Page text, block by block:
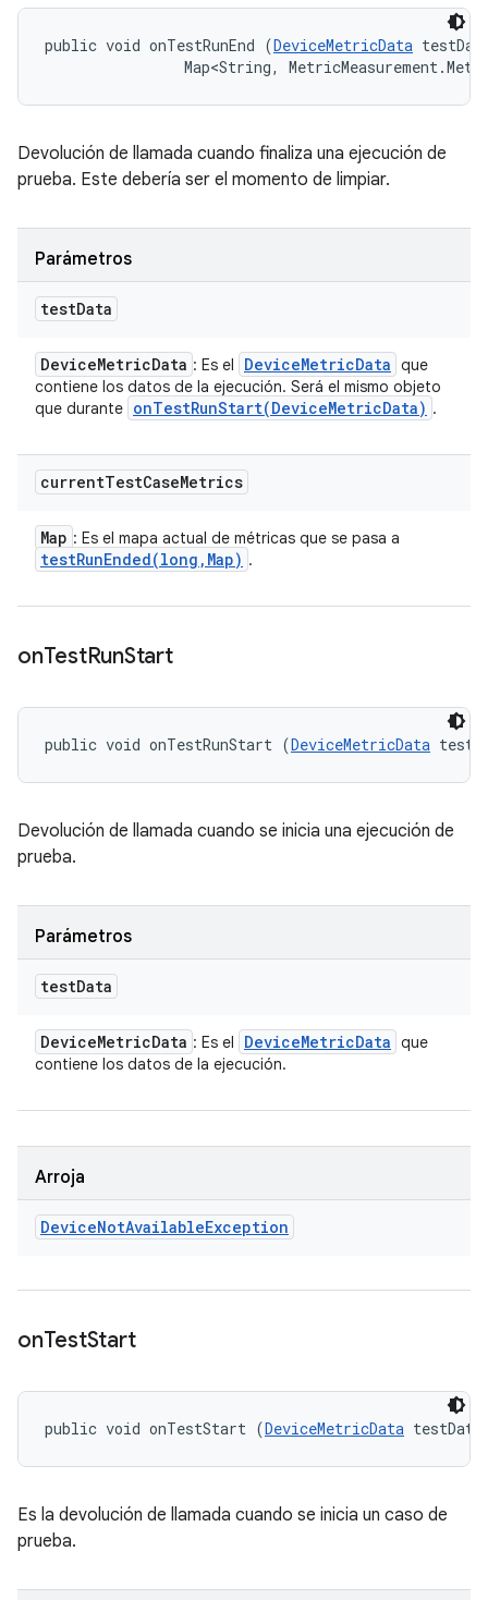
public void onTestRunEnd (DeviceMetricData
Map<String,
Devolución de llamada cuando finaliza una ejecución de
prueba. Este debería ser el momento de limpiar.
Parámetros
testData
DeviceMetricData : Es el DeviceMetricData que
contiene los datos de la ejecución. Será el mismo objeto
que durante onTestRunStart(DeviceMetricData) .
currentTestCaseMetrics
Map : Es el mapa actual de métricas que se pasa a
testRunEnded(long , Map) .
onTestRunStart
public void onTestRunStart (DeviceMetricData
Devolución de llamada cuando se inicia una ejecución de
prueba.
Parámetros
testData
DeviceMetricData : Es el DeviceMetricData que
contiene los datos de la ejecución.
Arroja
DeviceNotAvailableException
onTestStart
public void onTestStart (DeviceMetricData
Es la devolución de llamada cuando se inicia un caso de
prueba.